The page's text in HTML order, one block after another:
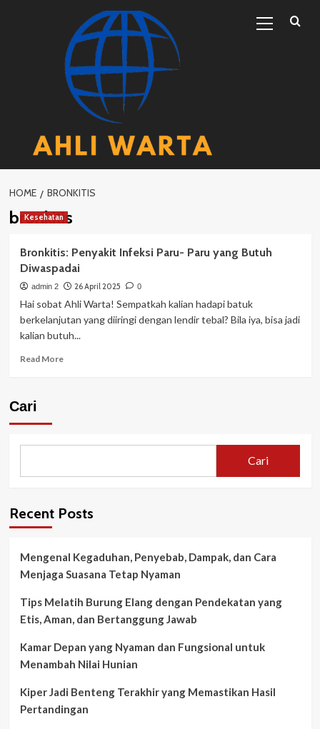
Menu
HOME BRONKITIS
bronkitis
Kesehatan
Bronkitis: Penyakit Infeksi Paru- Paru yang Butuh
Diwaspadai
admin 2 26 April 2025 0
Hai sobat Ahli Warta! Sempatkah kalian hadapi batuk
berkelanjutan yang diiringi dengan lendir tebal? Bila iya, bisa jadi
kalian butuh...
Read MoreRead
Butuh
Cari
Cari
Recent Posts
Mengenal Kegaduhan, Penyebab, Dampak, dan Cara
Menjaga Suasana Tetap Nyaman
Tips Melatih Burung Elang dengan Pendekatan yang
Etis, Aman, dan Bertanggung Jawab
Kamar Depan yang Nyaman dan Fungsional untuk
Menambah Nilai Hunian
Kiper Jadi Benteng Terakhir yang Memastikan Hasil
Pertandingan